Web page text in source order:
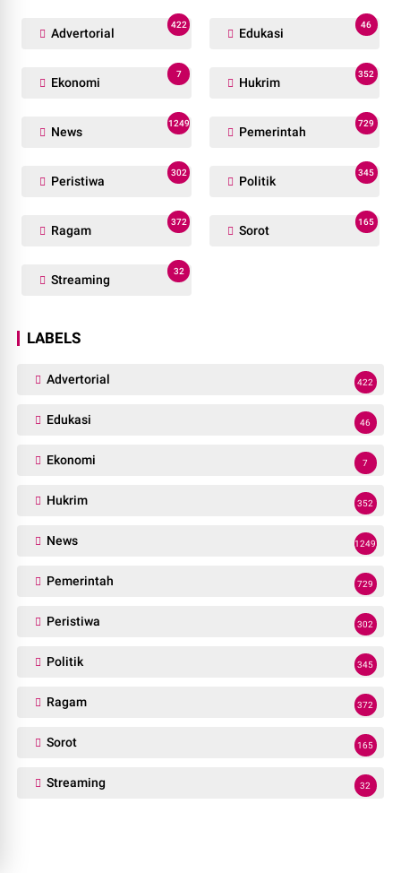
Advertorial
422
Edukasi
46
Ekonomi
7
Hukrim
352
News
1249
Pemerintah
729
Peristiwa
302
Politik
345
Ragam
372
Sorot
165
Streaming
32
LABELS
Advertorial 422
Edukasi 46
Ekonomi 7
Hukrim 352
News 1249
Pemerintah 729
Peristiwa 302
Politik 345
Ragam 372
Sorot 165
Streaming 32